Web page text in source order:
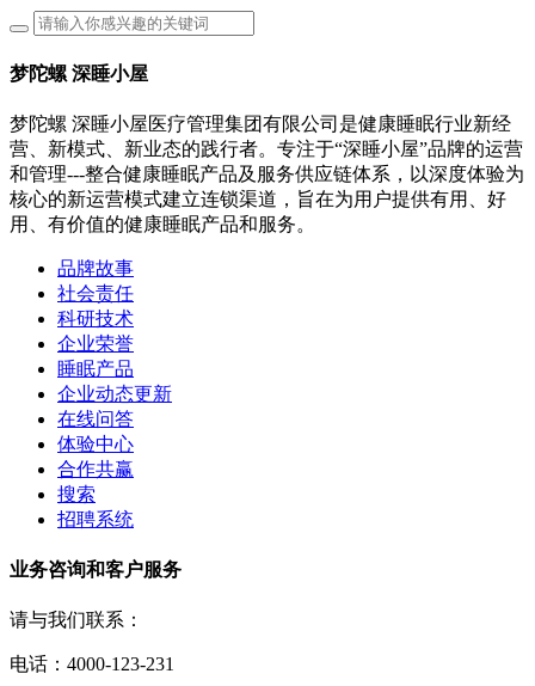
梦陀螺 深睡小屋
梦陀螺 深睡小屋医疗管理集团有限公司是健康睡眠行业新经
营、新模式、新业态的践行者。专注于“深睡小屋”品牌的运营
和管理---整合健康睡眠产品及服务供应链体系，以深度体验为
核心的新运营模式建立连锁渠道，旨在为用户提供有用、好
用、有价值的健康睡眠产品和服务。
品牌故事
社会责任
科研技术
企业荣誉
睡眠产品
企业动态更新
在线问答
体验中心
合作共赢
搜索
招聘系统
业务咨询和客户服务
请与我们联系：
电话：4000-123-231